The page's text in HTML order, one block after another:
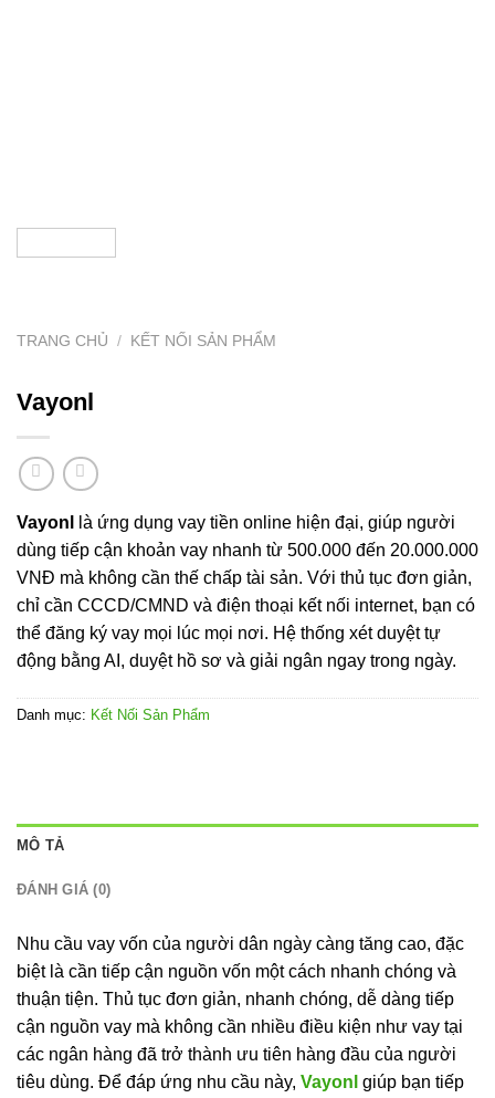
TRANG CHỦ / KẾT NỐI SẢN PHẨM
Vayonl
Vayonl
là ứng dụng vay tiền online hiện đại, giúp người
dùng tiếp cận khoản vay nhanh từ 500.000 đến 20.000.000
VNĐ mà không cần thế chấp tài sản. Với thủ tục đơn giản,
chỉ cần CCCD/CMND và điện thoại kết nối internet, bạn có
thể đăng ký vay mọi lúc mọi nơi. Hệ thống xét duyệt tự
động bằng AI, duyệt hồ sơ và giải ngân ngay trong ngày.
Danh mục: Kết Nối Sản Phẩm
MÔ TẢ
ĐÁNH GIÁ (0)
Nhu cầu vay vốn của người dân ngày càng tăng cao, đặc
biệt là cần tiếp cận nguồn vốn một cách nhanh chóng và
thuận tiện. Thủ tục đơn giản, nhanh chóng, dễ dàng tiếp
cận nguồn vay mà không cần nhiều điều kiện như vay tại
các ngân hàng đã trở thành ưu tiên hàng đầu của người
tiêu dùng. Để đáp ứng nhu cầu này, Vayonl giúp bạn tiếp